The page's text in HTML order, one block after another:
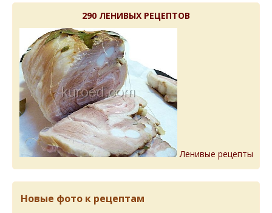
290 ЛЕНИВЫХ РЕЦЕПТОВ
Ленивые рецепты
Новые фото к рецептам